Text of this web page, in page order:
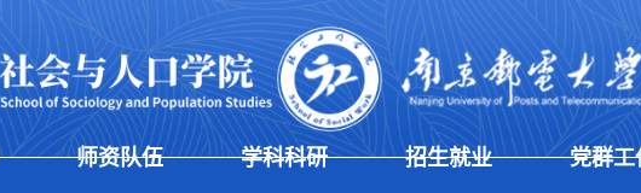
师资队伍 学科科研 招生就业 党群工